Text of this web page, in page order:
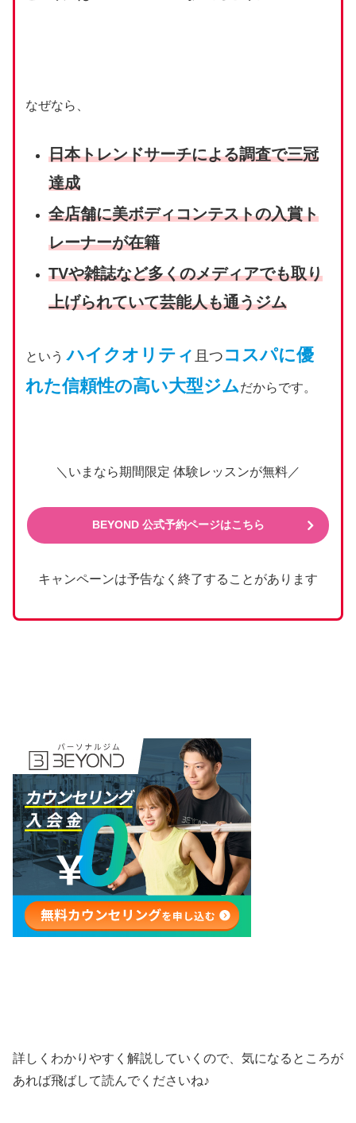
なぜなら、
⽇本トレンドサーチによる調査で三冠
達成
全店舗に美ボディコンテストの入賞ト
レーナーが在籍
TVや雑誌など多くのメディアでも取り
上げられていて芸能人も通うジム
というハイクオリティ 且つ コスパに優
れた信頼性の高い大型ジムだからです。
＼いまなら期間限定 体験レッスンが無料／
BEYOND 公式予約ページはこちら
キャンペーンは予告なく終了することがあります
詳しくわかりやすく解説していくので、気になるところが
あれば飛ばして読んでくださいね♪